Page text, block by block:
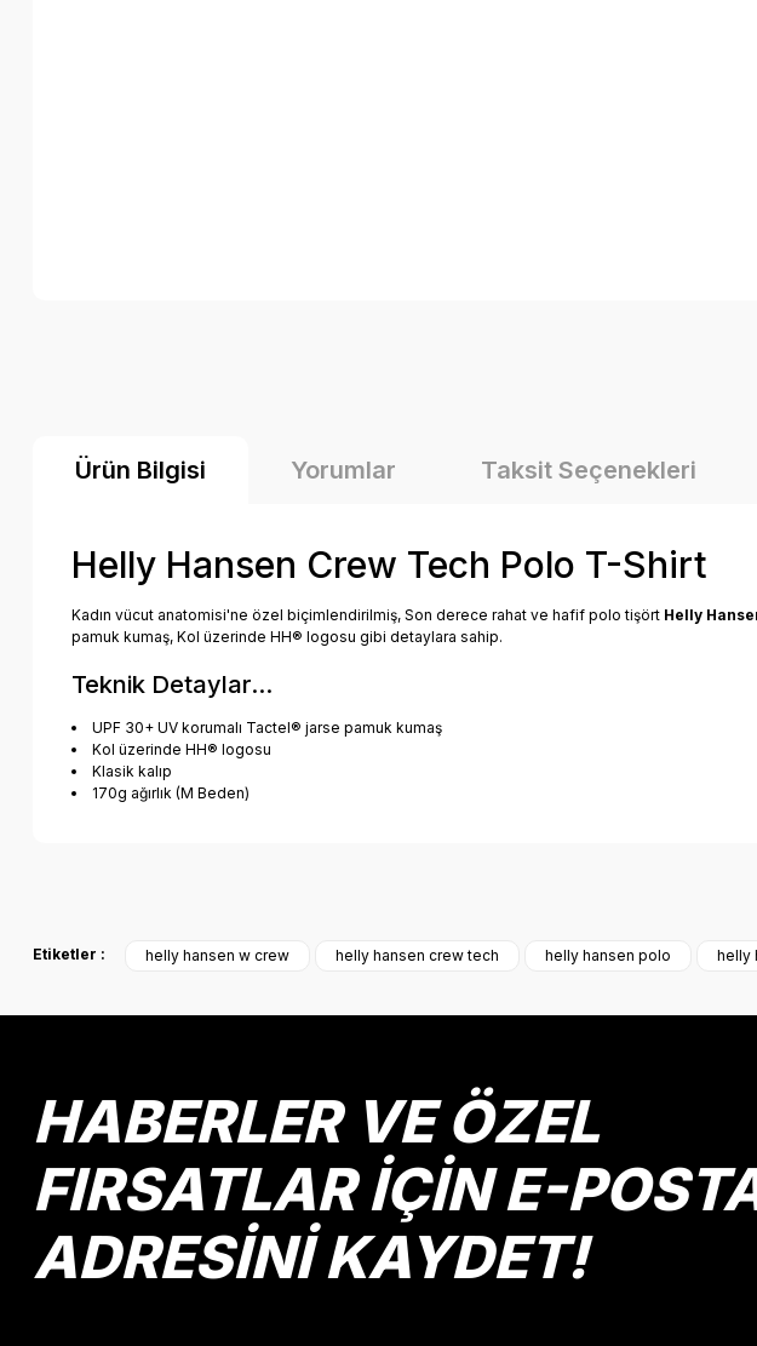
Ürün Bilgisi Yorumlar Taksit Seçenekleri
Helly Hansen Crew Tech Polo T-Shirt
Kadın vücut anatomisi'ne özel biçimlendirilmiş, Son derece rahat ve hafif polo tişört Helly
pamuk kumaş, Kol üzerinde HH® logosu gibi detaylara sahip.
Teknik Detaylar...
UPF 30+ UV korumalı Tactel® jarse pamuk kumaş
Kol üzerinde HH® logosu
Klasik kalıp
170g ağırlık (M Beden)
Ürün açıklamasında eksik bilgiler bulunuyor.
Bu ürüne benzer farklı alternatifler olmalı.
Etiketler : helly hansen w crew helly hansen crew tech helly hansen polo helly
HABERLER VE ÖZEL
FIRSATLAR İÇİN E-
ADRESİNİ KAYDET!